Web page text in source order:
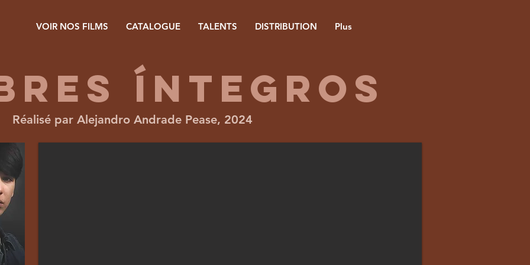
VOIR NOS FILMS CATALOGUE TALENTS DISTRIBUTION Plus
ÍNTEGROS
Réalisé par Alejandro Andrade Pease, 2024